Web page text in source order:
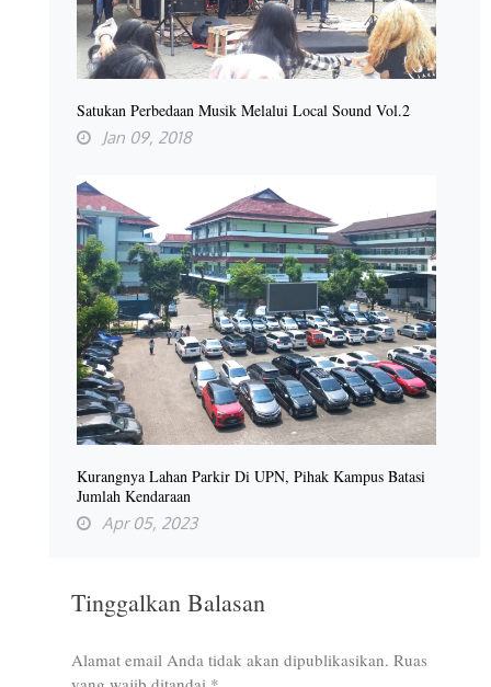
Satukan Perbedaan Musik Melalui Local Sound Vol.2
Jan 09, 2018
Kurangnya Lahan Parkir Di UPN, Pihak Kampus Batasi
Jumlah Kendaraan
Apr 05, 2023
Tinggalkan Balasan
Alamat email Anda tidak akan dipublikasikan. Ruas